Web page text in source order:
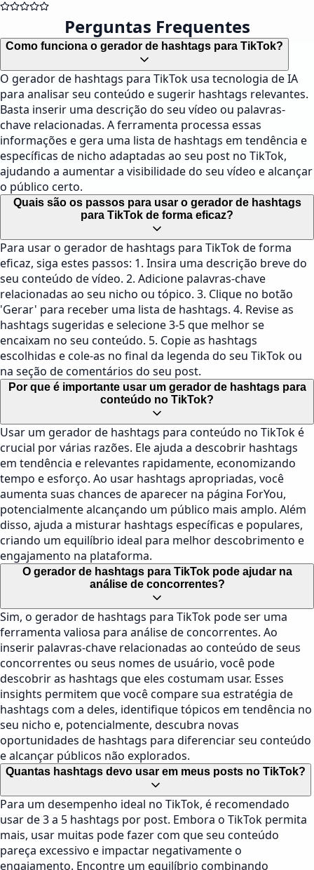
Perguntas Frequentes
Como funciona o gerador de hashtags para TikTok?
O gerador de hashtags para TikTok usa tecnologia de IA
para analisar seu conteúdo e sugerir hashtags relevantes.
Basta inserir uma descrição do seu vídeo ou palavras-
chave relacionadas. A ferramenta processa essas
informações e gera uma lista de hashtags em tendência e
específicas de nicho adaptadas ao seu post no TikTok,
ajudando a aumentar a visibilidade do seu vídeo e alcançar
o público certo.
Quais são os passos para usar o gerador de hashtags
para TikTok de forma eficaz?
Para usar o gerador de hashtags para TikTok de forma
eficaz, siga estes passos: 1. Insira uma descrição breve do
seu conteúdo de vídeo. 2. Adicione palavras-chave
relacionadas ao seu nicho ou tópico. 3. Clique no botão
'Gerar' para receber uma lista de hashtags. 4. Revise as
hashtags sugeridas e selecione 3-5 que melhor se
encaixam no seu conteúdo. 5. Copie as hashtags
escolhidas e cole-as no final da legenda do seu TikTok ou
na seção de comentários do seu post.
Por que é importante usar um gerador de hashtags para
conteúdo no TikTok?
Usar um gerador de hashtags para conteúdo no TikTok é
crucial por várias razões. Ele ajuda a descobrir hashtags
em tendência e relevantes rapidamente, economizando
tempo e esforço. Ao usar hashtags apropriadas, você
aumenta suas chances de aparecer na página ForYou,
potencialmente alcançando um público mais amplo. Além
disso, ajuda a misturar hashtags específicas e populares,
criando um equilíbrio ideal para melhor descobrimento e
engajamento na plataforma.
O gerador de hashtags para TikTok pode ajudar na
análise de concorrentes?
Sim, o gerador de hashtags para TikTok pode ser uma
ferramenta valiosa para análise de concorrentes. Ao
inserir palavras-chave relacionadas ao conteúdo de seus
concorrentes ou seus nomes de usuário, você pode
descobrir as hashtags que eles costumam usar. Esses
insights permitem que você compare sua estratégia de
hashtags com a deles, identifique tópicos em tendência no
seu nicho e, potencialmente, descubra novas
oportunidades de hashtags para diferenciar seu conteúdo
e alcançar públicos não explorados.
Quantas hashtags devo usar em meus posts no TikTok?
Para um desempenho ideal no TikTok, é recomendado
usar de 3 a 5 hashtags por post. Embora o TikTok permita
mais, usar muitas pode fazer com que seu conteúdo
pareça excessivo e impactar negativamente o
engajamento. Encontre um equilíbrio combinando